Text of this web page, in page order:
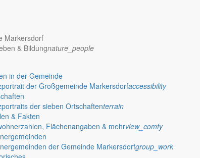
markersdorf.de
Markersdorf
& Bildungnature_people
in der Gemeinde
der Großgemeinde Markersdorfaccessibility
der sieben Ortschaftenterrain
& Fakten
Flächenangaben & mehrview_comfy
der Gemeinde Markersdorfgroup_work